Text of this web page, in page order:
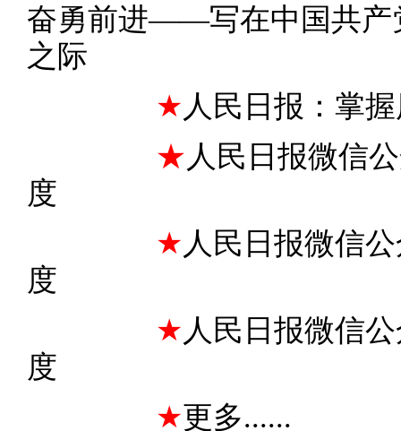
奋勇前进——写在中国共产
之际
★ 人民日报：掌
★ 人民日报微信
度
★ 人民日报微信
度
★ 人民日报微信
度
★更多......